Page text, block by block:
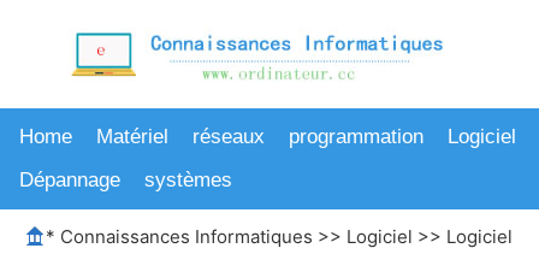
Home Matériel réseaux programmation
Logiciel
Dépannage
systèmes
* Connaissances Informatiques >> Logiciel >> Logiciel